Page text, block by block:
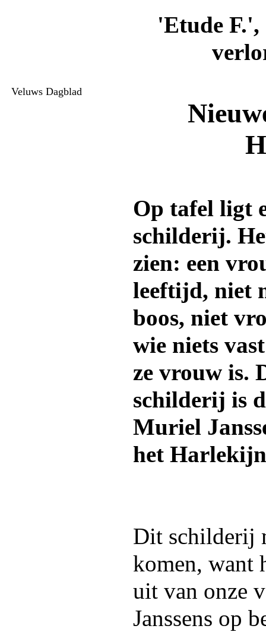
Veluws Dagblad
'Etude F.',
Op tafel ligt
schilderij.
zien: een
leeftijd, niet
boos, niet
wie niets
ze vrouw is.
schilderij is
Muriel
het
Dit schilderij
komen, want
uit van onze
Janssens op